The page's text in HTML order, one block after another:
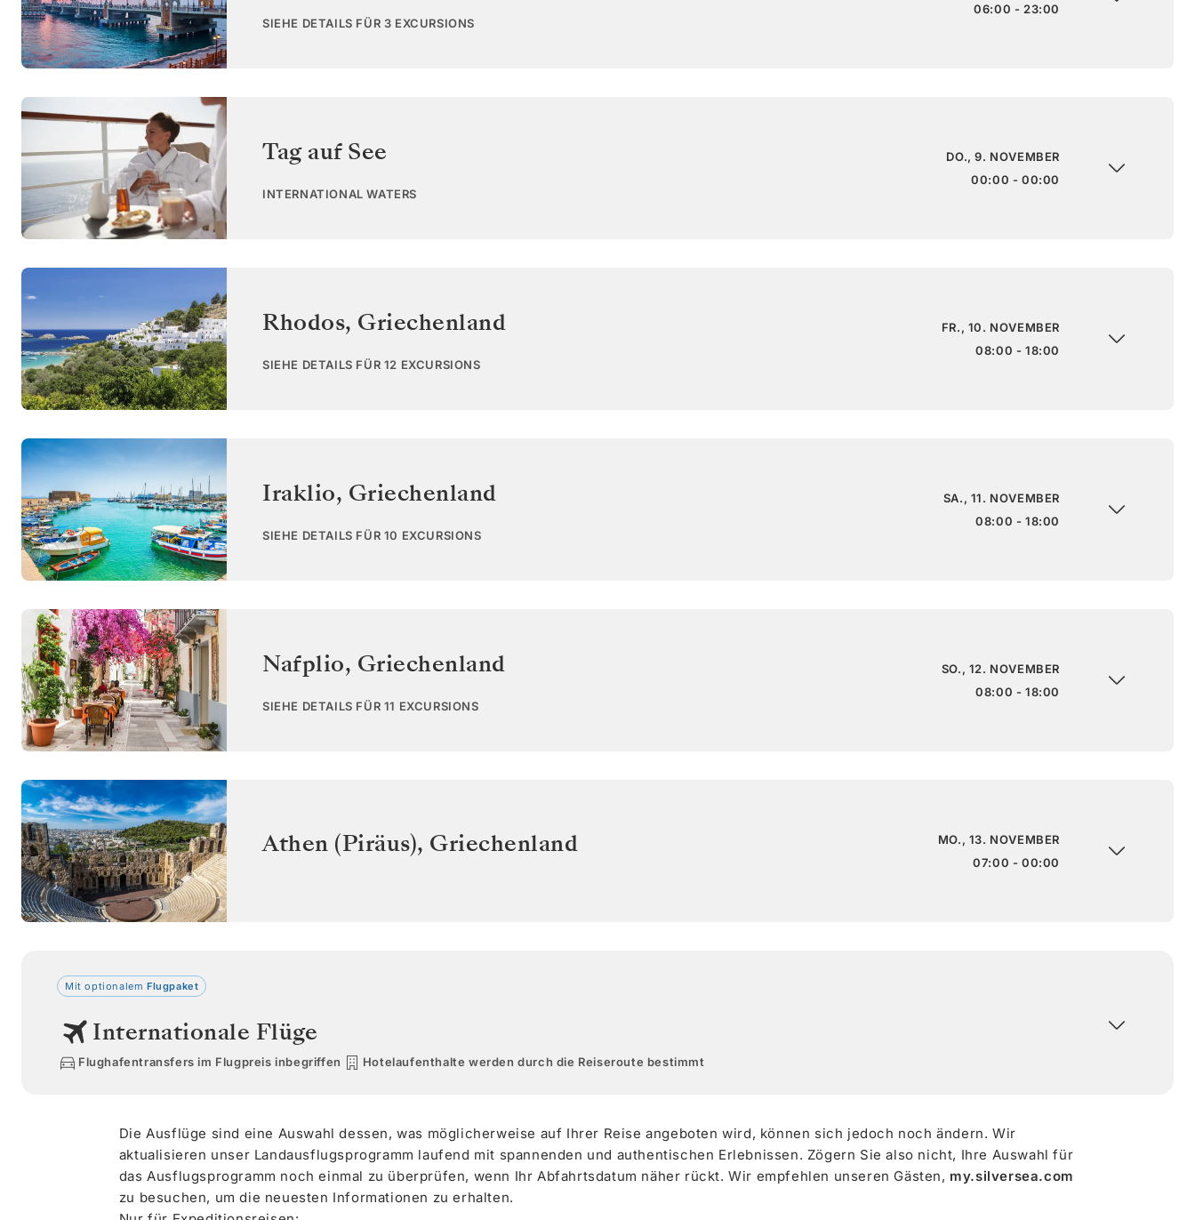
SIEHE DETAILS FÜR 3 EXCURSIONS
06:00 - 23:00
Tag auf See
INTERNATIONAL WATERS
DO., 9. NOVEMBER
00:00 - 00:00
Rhodos, Griechenland
SIEHE DETAILS FÜR 12 EXCURSIONS
FR., 10. NOVEMBER
08:00 - 18:00
Iraklio, Griechenland
SIEHE DETAILS FÜR 10 EXCURSIONS
SA., 11. NOVEMBER
08:00 - 18:00
Nafplio, Griechenland
SIEHE DETAILS FÜR 11 EXCURSIONS
SO., 12. NOVEMBER
08:00 - 18:00
Athen (Piräus), Griechenland
MO., 13. NOVEMBER
07:00 - 00:00
Mit optionalem Flugpaket
Internationale Flüge
Flughafentransfers im Flugpreis inbegriffen Hotelaufenthalte werden durch die Reiseroute bestimmt
Die Ausflüge sind eine Auswahl dessen, was möglicherweise auf Ihrer Reise angeboten wird, können sich jedoch noch ändern. Wir
aktualisieren unser Landausflugsprogramm laufend mit spannenden und authentischen Erlebnissen. Zögern Sie also nicht, Ihre Auswahl für
das Ausflugsprogramm noch einmal zu überprüfen, wenn Ihr Abfahrtsdatum näher rückt. Wir empfehlen unseren Gästen, my.silversea.com
zu besuchen, um die neuesten Informationen zu erhalten.